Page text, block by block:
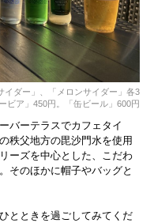
イダー」、「メロンサイダー」各3
ビア」450円。「缶ビール」600円
バーテラスでカフェタイ
秩父地方の毘沙門水を使用
ーズを中心とした、こだわ
そのほかに帽子やバッグと
とときを過ごしてみてくだ